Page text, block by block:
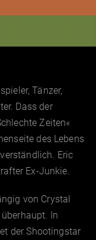
Tänzer,
Dass der
Zeiten«
des Lebens
Eric
Ex-Junkie.
von Crystal
In
der Shootingstar